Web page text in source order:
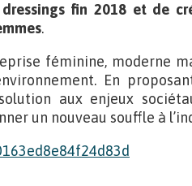
fin 2018 et de
.
féminine, moderne
En
aux enjeux
un nouveau souffle à